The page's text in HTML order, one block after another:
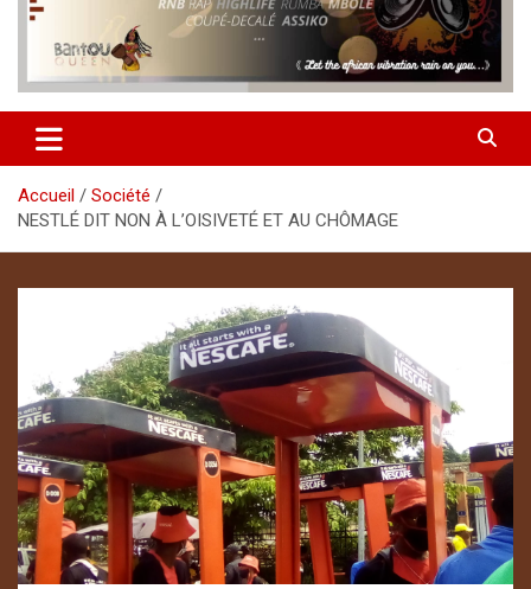
Accueil
Société
NESTLÉ DIT NON À L’OISIVETÉ ET AU CHÔMAGE